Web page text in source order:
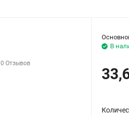
0 Отзывов
В